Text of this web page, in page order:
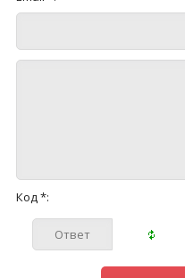
Код *: